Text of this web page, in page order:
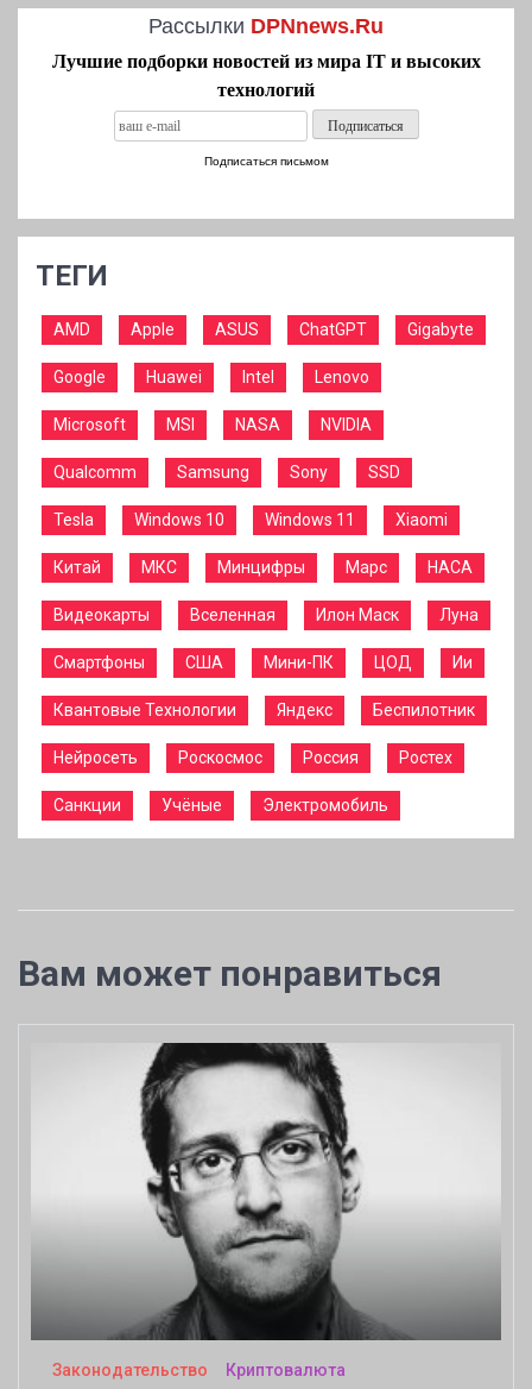
Рассылки DPNnews.Ru
Лучшие подборки новостей из мира IT и высоких
технологий
Подписаться письмом
ТЕГИ
AMD Apple ASUS ChatGPT Gigabyte
Google Huawei Intel Lenovo
Microsoft MSI NASA NVIDIA
Qualcomm Samsung Sony SSD
Tesla Windows 10 Windows 11 Xiaomi
Китай МКС Минцифры Марс НАСА
Видеокарты Вселенная Илон Маск Луна
Смартфоны США Мини-ПК ЦОД Ии
Квантовые Технологии Яндекс Беспилотник
Нейросеть Роскосмос Россия Ростех
Санкции Учёные Электромобиль
Вам может понравиться
Законодательство Криптовалюта